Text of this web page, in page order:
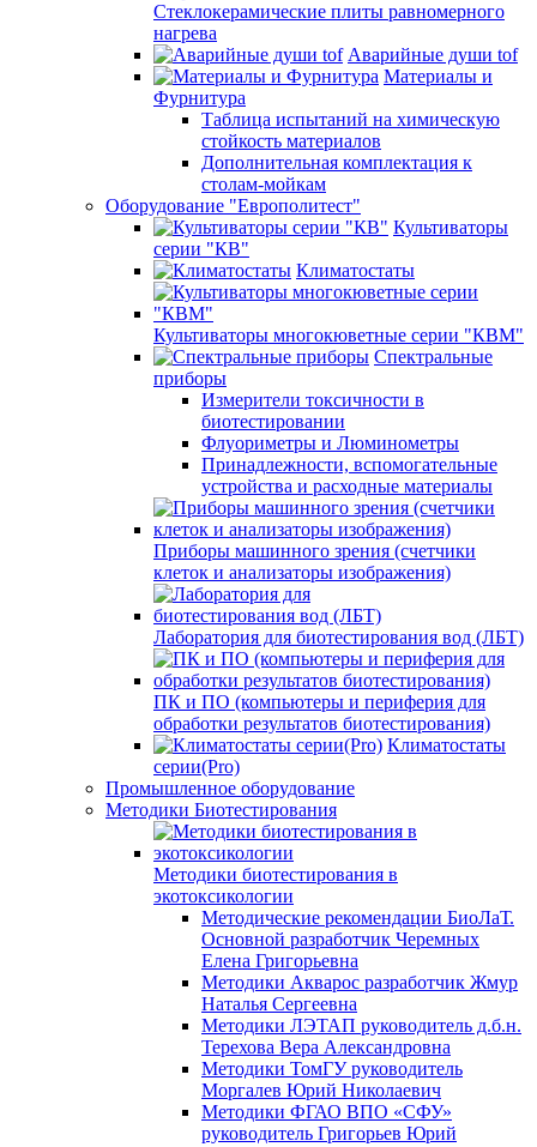
Стеклокерамические плиты равномерного
нагрева
Аварийные души tof
Материалы и
Фурнитура
Таблица испытаний на химическую
стойкость материалов
Дополнительная комплектация к
столам-мойкам
Оборудование "Европолитест"
Культиваторы
серии "КВ"
Климатостаты
Культиваторы многокюветные серии "КВМ"
Спектральные
приборы
Измерители токсичности в
биотестировании
Флуориметры и Люминометры
Принадлежности, вспомогательные
устройства и расходные материалы
Приборы машинного зрения (счетчики
клеток и анализаторы изображения)
Лаборатория для биотестирования вод (ЛБТ)
ПК и ПО (компьютеры и периферия для
обработки результатов биотестирования)
Климатостаты
серии(Pro)
Промышленное оборудование
Методики Биотестирования
Методики биотестирования в
экотоксикологии
Методические рекомендации БиоЛаТ.
Основной разработчик Черемных
Елена Григорьевна
Методики Акварос разработчик Жмур
Наталья Сергеевна
Методики ЛЭТАП руководитель д.б.н.
Терехова Вера Александровна
Методики ТомГУ руководитель
Моргалев Юрий Николаевич
Методики ФГАО ВПО «СФУ»
руководитель Григорьев Юрий